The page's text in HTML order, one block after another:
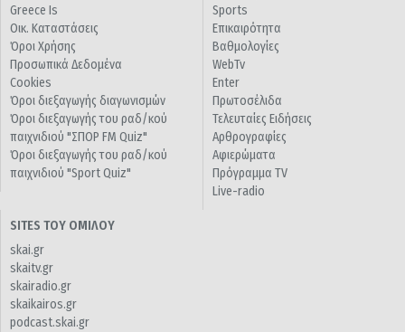
Greece Is
Οικ. Καταστάσεις
Όροι Χρήσης
Προσωπικά Δεδομένα
Cookies
Όροι διεξαγωγής διαγωνισμών
Όροι διεξαγωγής του ραδ/κού
παιχνιδιού "ΣΠΟΡ FM Quiz"
Όροι διεξαγωγής του ραδ/κού
παιχνιδιού "Sport Quiz"
Sports
Επικαιρότητα
Βαθμολογίες
WebTv
Enter
Πρωτοσέλιδα
Τελευταίες Ειδήσεις
Αρθρογραφίες
Αφιερώματα
Πρόγραμμα TV
Live-radio
SITES ΤΟΥ ΟΜΙΛΟΥ
skai.gr
skaitv.gr
skairadio.gr
skaikairos.gr
podcast.skai.gr